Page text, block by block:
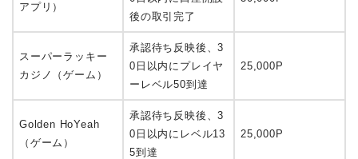
アプリ）
後の取引完了
スーパーラッキー
カジノ（ゲーム）
承認待ち反映後、3
0日以内にプレイヤ
ーレベル50到達
25,000P
Golden HoYeah
（ゲーム）
承認待ち反映後、3
0日以内にレベル13
5到達
25,000P